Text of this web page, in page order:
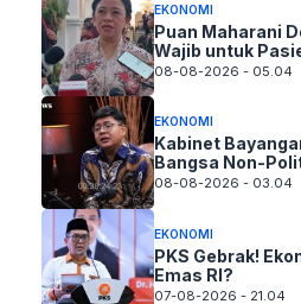
EKONOMI
Puan Maharani
Wajib untuk
08-08-2026 - 05.04
EKONOMI
Kabinet
Bangsa Non-
08-08-2026 - 03.04
EKONOMI
PKS Gebrak!
Emas RI?
07-08-2026 - 21.04